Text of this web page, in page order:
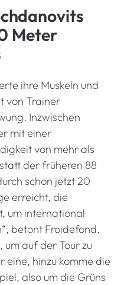
Meter
ihre Muskeln und
von Trainer
Inzwischen
mit einer
von mehr als
der früheren 88
schon jetzt 20
erreicht, die
um international
betont Froidefond.
um auf der Tour zu
eine, hinzu komme die
also um die Grüns